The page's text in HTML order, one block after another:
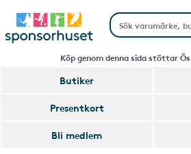
Köp genom denna sida stöttar
Butiker
Presentkort
Bli medlem